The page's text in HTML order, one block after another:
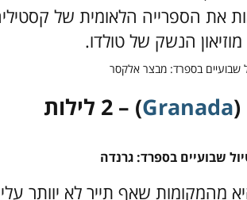
הנשק של טולדו.
(
Granada) – 2 לילות
מהמקומות שאף תייר לא יוותר